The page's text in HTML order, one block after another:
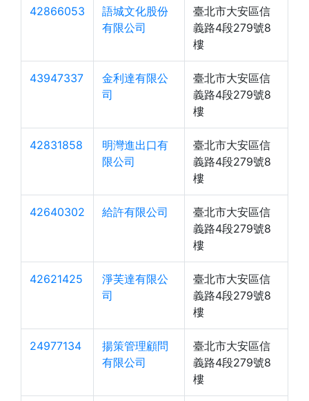
42866053
語城文化股份
有限公司
臺北市大安區信
義路4段279號8
樓
43947337
金利達有限公
司
臺北市大安區信
義路4段279號8
樓
42831858
明灣進出口有
限公司
臺北市大安區信
義路4段279號8
樓
42640302 給許有限公司
臺北市大安區信
義路4段279號8
樓
42621425
淨芙達有限公
司
臺北市大安區信
義路4段279號8
樓
24977134
揚策管理顧問
有限公司
臺北市大安區信
義路4段279號8
樓